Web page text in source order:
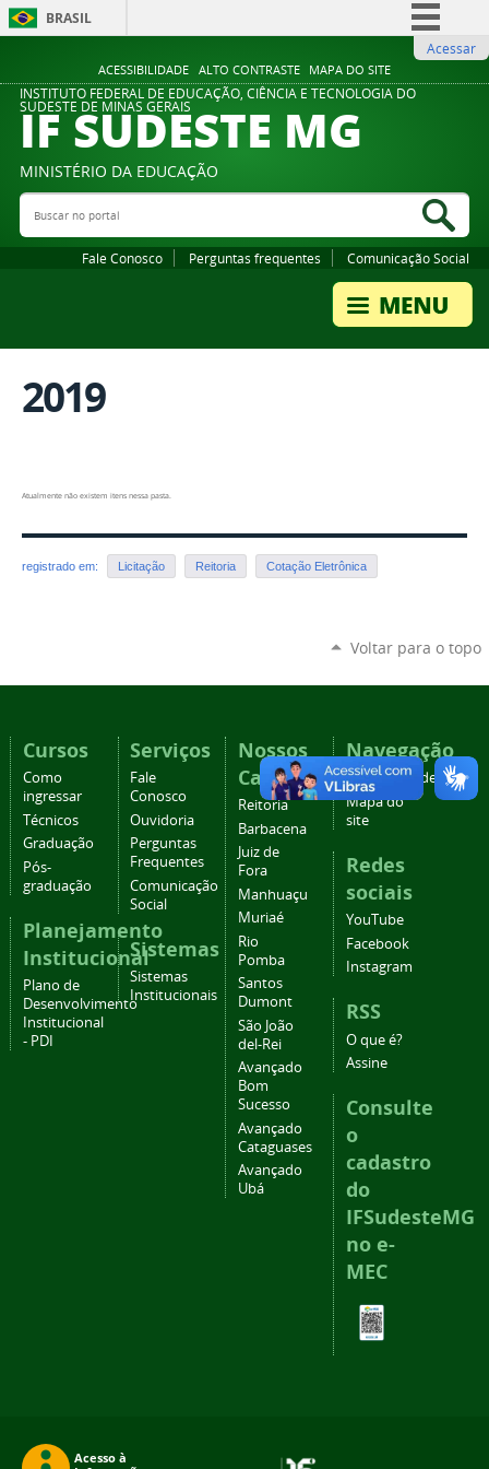
ACESSIBILIDADE ALTO CONTRASTE MAPA DO SITE
BRASIL
Comunica BR
Participe
Legislação
Acessar
INSTITUTO FEDERAL DE EDUCAÇÃO, CIÊNCIA E TECNOLOGIA DO
SUDESTE DE MINAS GERAIS
IF SUDESTE MG
MINISTÉRIO DA EDUCAÇÃO
Buscar no portal
Fale Conosco Perguntas frequentes Comunicação Social
2019
Atualmente não existem itens nessa pasta.
registrado em: Licitação Reitoria Cotação Eletrônica
Voltar para o topo
Cursos
Como
ingressar
Técnicos
Graduação
Pós-
graduação
Planejamento
Institucional
Plano de
Desenvolvimento
Institucional
- PDI
Serviços
Fale
Conosco
Ouvidoria
Perguntas
Frequentes
Comunicação
Social
Sistemas
Sistemas
Institucionais
Nossos
Campi
Reitoria
Barbacena
Juiz de
Fora
Manhuaçu
Muriaé
Rio
Pomba
Santos
Dumont
São João
del-Rei
Avançado
Bom
Sucesso
Avançado
Cataguases
Avançado
Ubá
Navegação
Acessibilidade
Mapa do
site
Redes
sociais
YouTube
Facebook
Instagram
RSS
O que é?
Assine
Consulte
o
cadastro
do
IFSudesteMG
no e-
MEC